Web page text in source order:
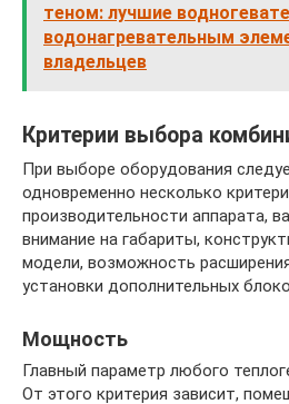
теном: лучшие
водонагревательным
владельцев
Критерии выбора
При выборе оборудования
одновременно несколько
производительности аппарата,
внимание на габариты,
модели, возможность
установки дополнительных
Мощность
Главный параметр любого
От этого критерия зависит,